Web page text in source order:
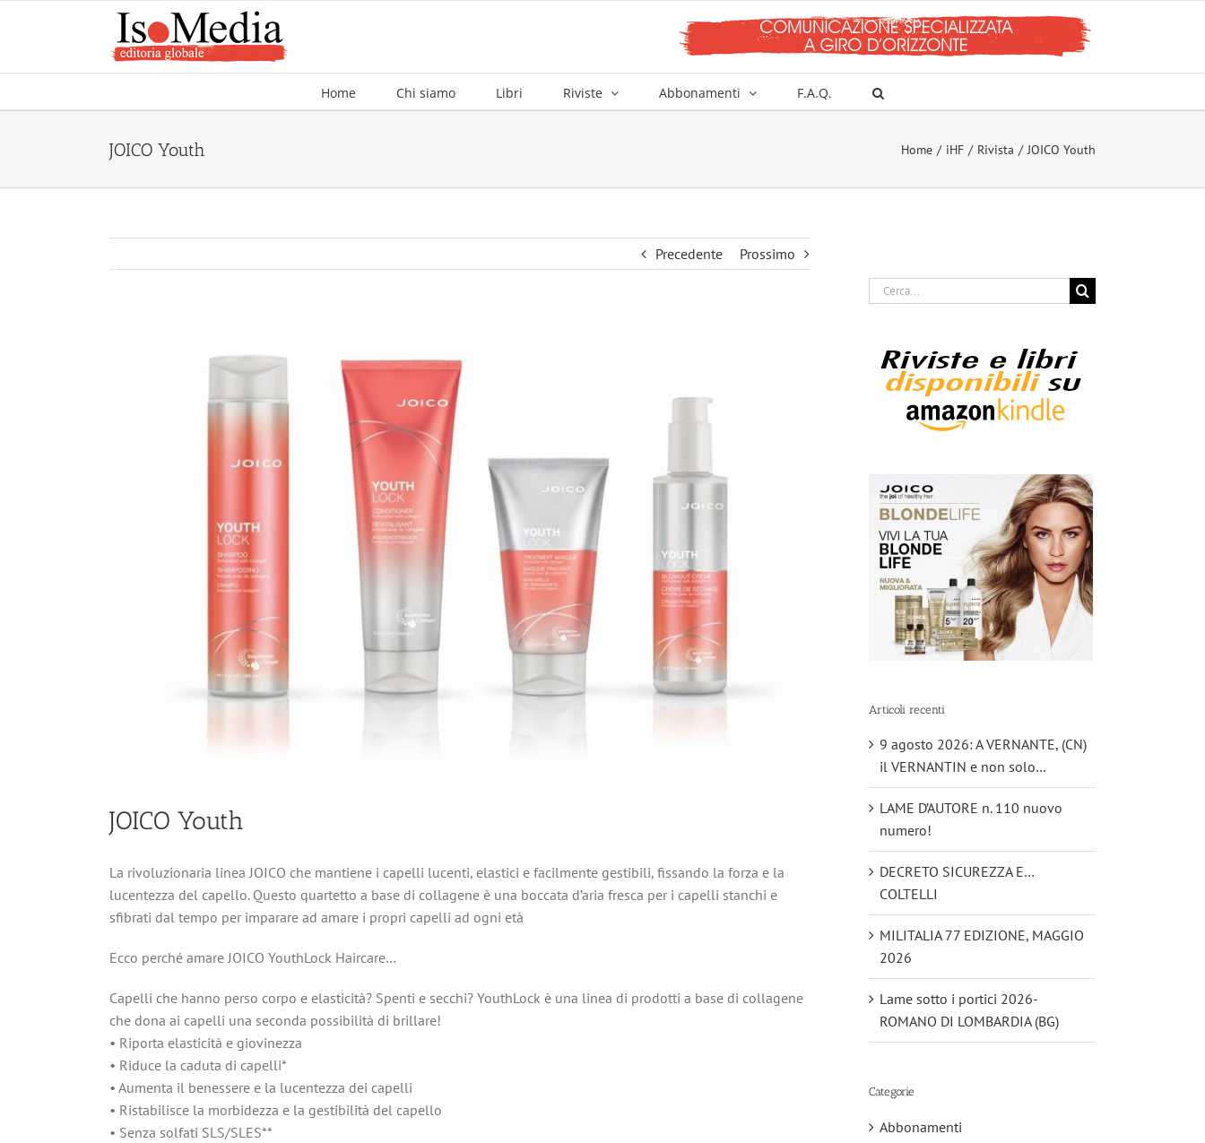
Home Chi siamo Libri Riviste Abbonamenti F.A.Q.
JOICO Youth Home iHF Rivista JOICO Youth
Precedente Prossimo
JOICO Youth
La rivoluzionaria linea JOICO che mantiene i capelli lucenti, elastici e facilmente gestibili, fissando la forza e la
lucentezza del capello. Questo quartetto a base di collagene è una boccata d’aria fresca per i capelli stanchi e
sfibrati dal tempo per imparare ad amare i propri capelli ad ogni età
Ecco perché amare JOICO YouthLock Haircare…
Capelli che hanno perso corpo e elasticità? Spenti e secchi? YouthLock è una linea di prodotti a base di collagene
che dona ai capelli una seconda possibilità di brillare!
• Riporta elasticità e giovinezza
• Riduce la caduta di capelli*
• Aumenta il benessere e la lucentezza dei capelli
• Ristabilisce la morbidezza e la gestibilità del capello
• Senza solfati SLS/SLES**
Cerca
Articoli recenti
9 agosto 2026: A VERNANTE, (CN)
il VERNANTIN e non solo…
LAME D’AUTORE n. 110 nuovo
numero!
DECRETO SICUREZZA E…
COLTELLI
MILITALIA 77 EDIZIONE, MAGGIO
2026
Lame sotto i portici 2026-
ROMANO DI LOMBARDIA (BG)
Categorie
Abbonamenti